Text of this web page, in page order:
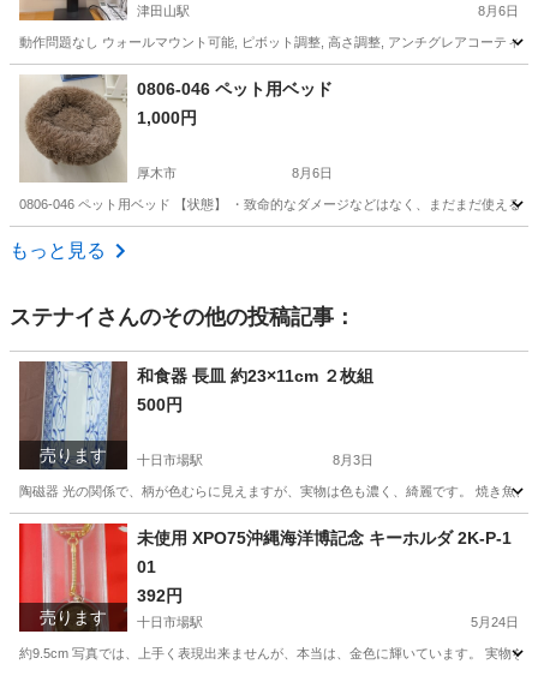
津田山駅 8月6日
動作問題なし ウォールマウント可能, ピボット調整, 高さ調整, アンチグレアコーティ
神奈川 川崎市 その他
0806-046 ペット用ベッド
1,000円
厚木市 8月6日
0806-046 ペット用ベッド 【状態】 ・致命的なダメージなどはなく、まだまだ使え
神奈川 厚木市
もっと見る
ステナイ さんのその他の投稿記事：
売ります
和食器 長皿 約23×11cm ２枚組
500円
十日市場駅 8月3日
陶磁器 光の関係で、柄が色むらに見えますが、実物は色も濃く、綺麗です。 焼き魚
神奈川 横浜市 十日市場駅 食器
売ります
未使用 XPO75沖縄海洋博記念 キーホルダ 2K-P-1
01
392円
十日市場駅 5月24日
約9.5cm 写真では、上手く表現出来ませんが、本当は、金色に輝いています。 実物